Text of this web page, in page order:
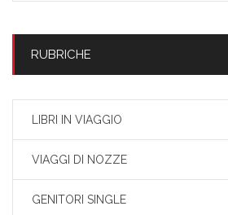
RUBRICHE
LIBRI IN VIAGGIO
VIAGGI DI NOZZE
GENITORI SINGLE